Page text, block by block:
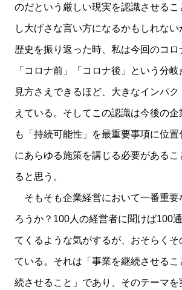
のだという厳しい現実を認識させる
し大げさな言い方になるかもしれな
歴史を振り返った時、私は今回のコロ
「コロナ前」「コロナ後」という分
見方さえできるほど、大きなインパ
えている。そしてこの認識は今後の企
も「持続可能性」を最重要事項に位
にあらゆる施策を講じる必要があるこ
ると思う。
そもそも企業経営において一番重要
ろうか？100人の経営者に聞けば100
てくるような気がするが、おそらくそ
ている。それは「事業を継続させる
続させること」であり、そのテーマを